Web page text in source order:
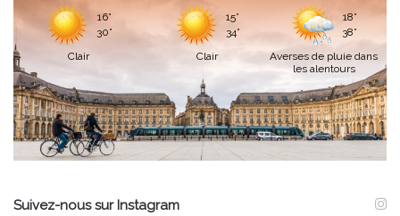
16°
30°
Clair
15°
34°
Clair
18°
38°
Averses de pluie dans
les alentours
Suivez-nous sur Instagram